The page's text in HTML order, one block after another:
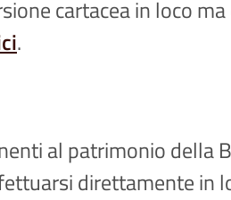
cartacea in loco
.
al patrimonio della
direttamente in